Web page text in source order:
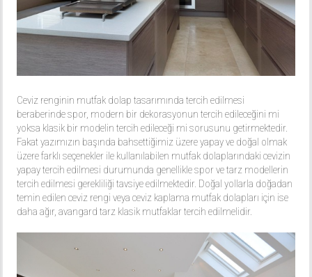
Ceviz renginin mutfak dolap tasarımında tercih edilmesi
beraberinde spor, modern bir dekorasyonun tercih edileceğini mi
yoksa klasik bir modelin tercih edileceği mi sorusunu getirmektedir.
Fakat yazımızın başında bahsettiğimiz üzere yapay ve doğal olmak
üzere farklı seçenekler ile kullanılabilen mutfak dolaplarındaki cevizin
yapay tercih edilmesi durumunda genellikle spor ve tarz modellerin
tercih edilmesi gerekliliği tavsiye edilmektedir. Doğal yollarla doğadan
temin edilen ceviz rengi veya ceviz kaplama mutfak dolapları için ise
daha ağır, avangard tarz klasik mutfaklar tercih edilmelidir.